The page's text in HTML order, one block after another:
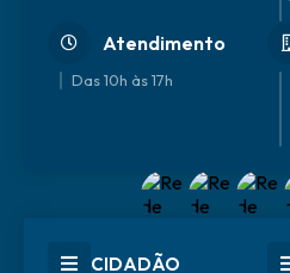
Atendimento
Das 10h às 17h
CIDADÃO